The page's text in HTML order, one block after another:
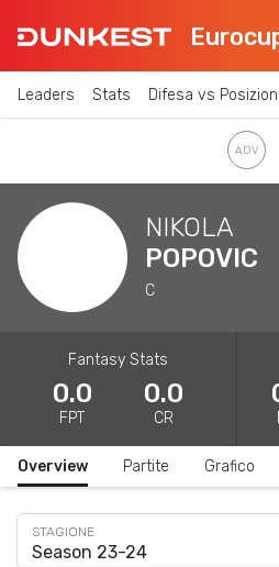
Leaders Stats Difesa vs
NIKOLA
POPOVIC
C
Fantasy Stats
0.0
FPT
0.0
CR
Overview Partite Grafico
Season 23-24